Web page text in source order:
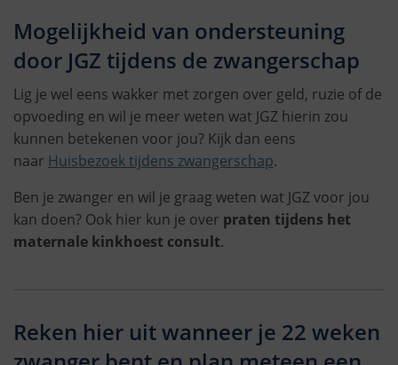
Mogelijkheid van ondersteuning
door JGZ tijdens de zwangerschap
Lig je wel eens wakker met zorgen over geld, ruzie of de
opvoeding en wil je meer weten wat JGZ hierin zou
kunnen betekenen voor jou? Kijk dan eens
naar Huisbezoek tijdens zwangerschap.
Ben je zwanger en wil je graag weten wat JGZ voor jou
kan doen? Ook hier kun je over praten tijdens het
maternale kinkhoest consult.
Reken hier uit wanneer je 22 weken